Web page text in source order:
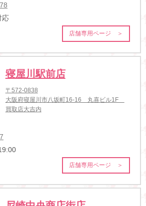
応
店舗専用ページ ＞
寝屋川駅前店
〒572-0838
大阪府寝屋川市八坂町16-16 丸喜ビル1F
買取店大吉内
店舗専用ページ ＞